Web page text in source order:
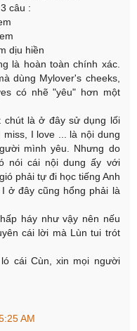
câu :
dịu hiền
là hoàn toàn chính xác.
dùng Mylover's cheeks,
có nhẽ "yêu" hơn một
chút là ở đây sử dụng lối
I love ... là nội dung
mình yêu. Nhưng do
nói cái nội dung ấy với
phải tự đi học tiếng Anh
ở đây cũng hổng phải là
háy như vậy nên nếu
cái lời mà Lùn tui trót
cái Cùn, xin mọi người
AM